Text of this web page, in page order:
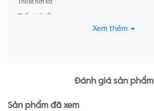
Thoát hơi tốt
Thấm hút tốt
Xem thêm
Đánh giá sản phẩm
Sản phẩm đã xem